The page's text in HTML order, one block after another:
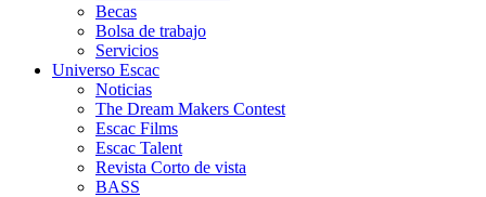
Becas
Bolsa de trabajo
Servicios
Universo Escac
Noticias
The Dream Makers Contest
Escac Films
Escac Talent
Revista Corto de vista
BASS